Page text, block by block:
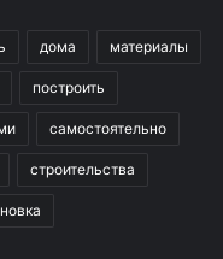
дома материалы
построить
самостоятельно
строительства